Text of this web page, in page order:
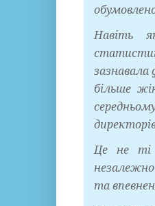
Навіть
зазнавала
більше
Це не ті
та